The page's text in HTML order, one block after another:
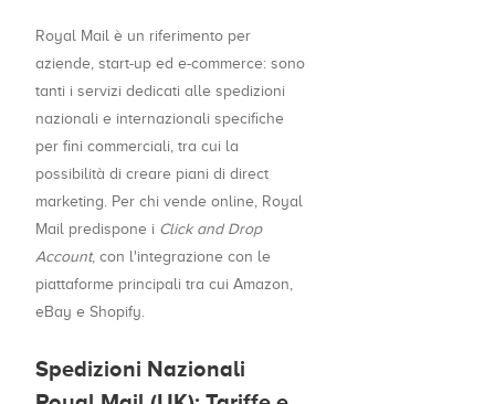
Royal Mail è un riferimento per
aziende, start-up ed e-commerce: sono
tanti i servizi dedicati alle spedizioni
nazionali e internazionali specifiche
per fini commerciali, tra cui la
possibilità di creare piani di direct
marketing. Per chi vende online, Royal
Mail predispone i Click and Drop
Account, con l'integrazione con le
piattaforme principali tra cui Amazon,
eBay e Shopify.
Spedizioni Nazionali